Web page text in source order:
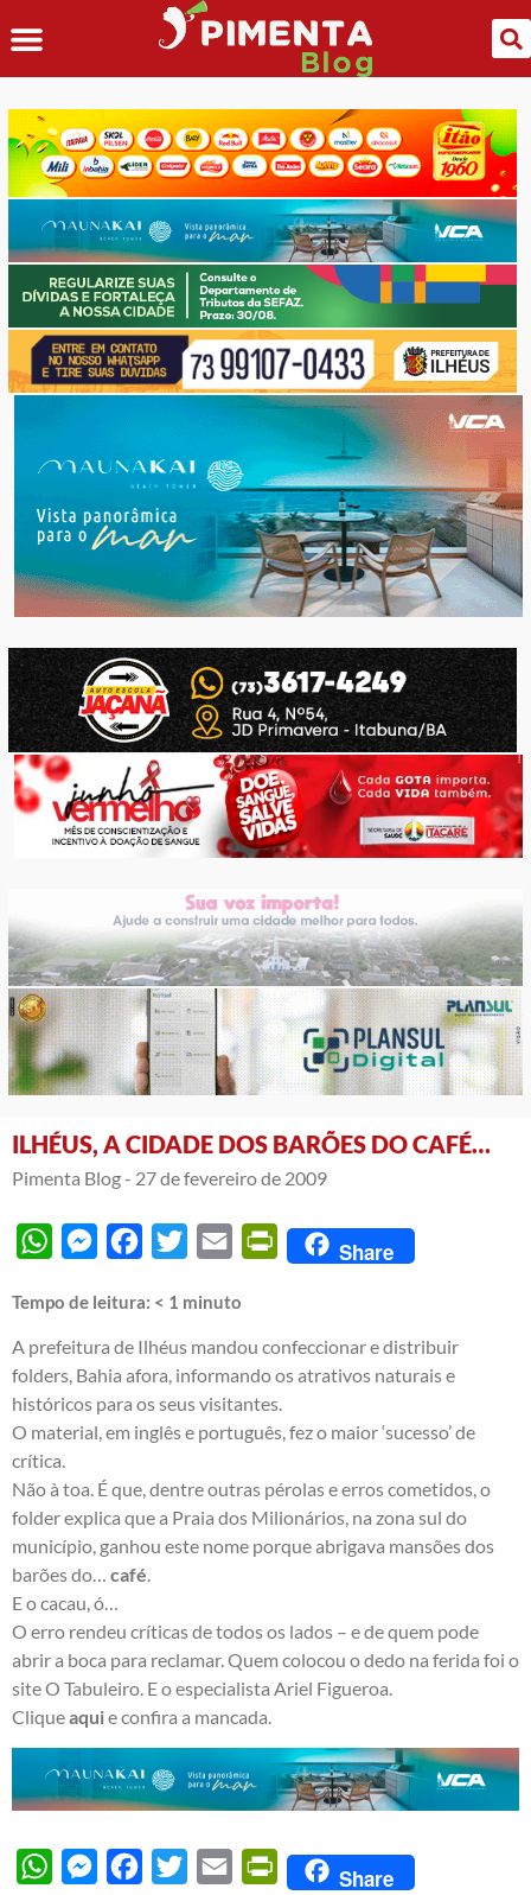
ILHÉUS, A CIDADE DOS BARÕES DO CAFÉ…
Pimenta Blog - 27 de fevereiro de 2009
WhatsAppMessengerFacebook
Twitter Email PrintFriendly
Share
Tempo de leitura: < 1 minuto
A prefeitura de Ilhéus mandou confeccionar e distribuir
folders, Bahia afora, informando os atrativos naturais e
históricos para os seus visitantes.
O material, em inglês e português, fez o maior ‘sucesso’ de
crítica.
Não à toa. É que, dentre outras pérolas e erros cometidos, o
folder explica que a Praia dos Milionários, na zona sul do
município, ganhou este nome porque abrigava mansões dos
barões do… café.
E o cacau, ó…
O erro rendeu críticas de todos os lados – e de quem pode
abrir a boca para reclamar. Quem colocou o dedo na ferida foi o
site O Tabuleiro. E o especialista Ariel Figueroa.
Cliqueaquie confira a mancada.
WhatsAppMessengerFacebook
Twitter Email PrintFriendly
Share